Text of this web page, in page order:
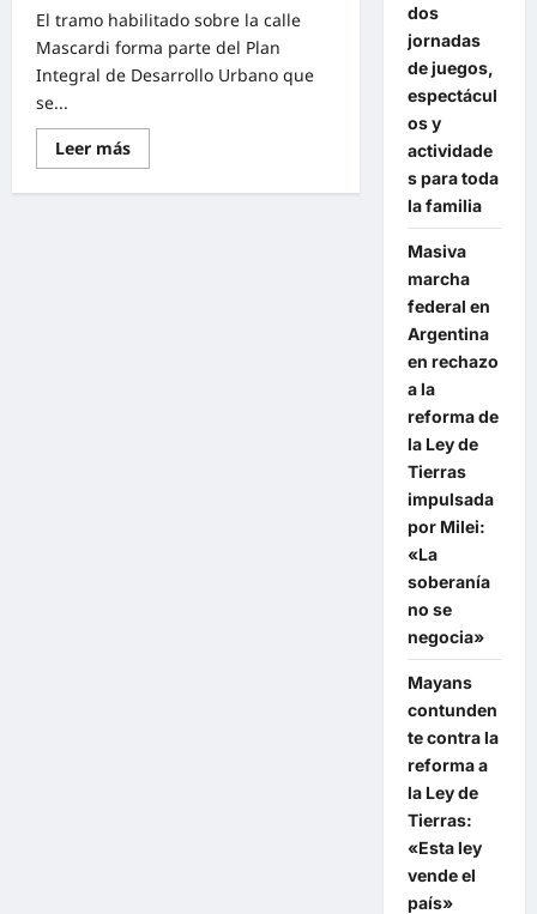
El tramo habilitado sobre la calle
Mascardi forma parte del Plan
Integral de Desarrollo Urbano que
se...
Leer másLee
más
Leo
dos
jornadas
de juegos,
espectácul
os y
actividade
s para toda
la familia
Masiva
marcha
federal en
Argentina
en rechazo
a la
reforma de
la Ley de
Tierras
impulsada
por Milei:
«La
soberanía
no se
negocia»
Mayans
contunden
te contra la
reforma a
la Ley de
Tierras:
«Esta ley
vende el
país»